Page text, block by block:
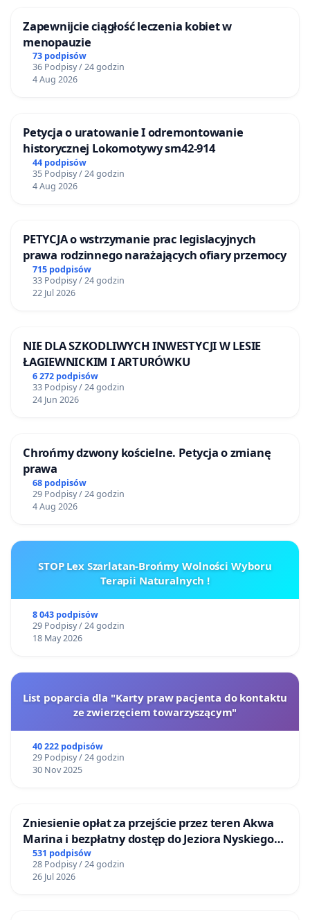
Zapewnijcie ciągłość leczenia kobiet w
menopauzie
73 podpisów
36 Podpisy / 24 godzin
4 Aug 2026
Petycja o uratowanie I odremontowanie
historycznej Lokomotywy sm42-914
44 podpisów
35 Podpisy / 24 godzin
4 Aug 2026
PETYCJA o wstrzymanie prac legislacyjnych
prawa rodzinnego narażających ofiary przemocy
715 podpisów
33 Podpisy / 24 godzin
22 Jul 2026
NIE DLA SZKODLIWYCH INWESTYCJI W LESIE
ŁAGIEWNICKIM I ARTURÓWKU
6 272 podpisów
33 Podpisy / 24 godzin
24 Jun 2026
Chrońmy dzwony kościelne. Petycja o zmianę
prawa
68 podpisów
29 Podpisy / 24 godzin
4 Aug 2026
STOP Lex Szarlatan-Brońmy Wolności Wyboru
Terapii Naturalnych !
8 043 podpisów
29 Podpisy / 24 godzin
18 May 2026
List poparcia dla "Karty praw pacjenta do kontaktu
ze zwierzęciem towarzyszącym"
40 222 podpisów
29 Podpisy / 24 godzin
30 Nov 2025
Zniesienie opłat za przejście przez teren Akwa
Marina i bezpłatny dostęp do Jeziora Nyskiego
dla mieszkańców Gminy Nysa
531 podpisów
28 Podpisy / 24 godzin
26 Jul 2026